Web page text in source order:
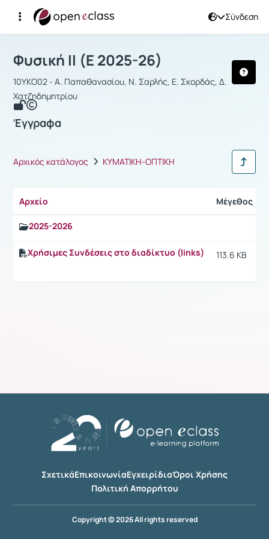
Σύνδεση
Αρχική Σελίδα
Μάθημα : Φυσική ΙΙ
Φυσική ΙΙ (Ε 2025-26)
10ΥΚΟ02 - Α. Παπαθανασίου, Ν. Σαρλής, Ε. Σκορδάς, Δ.
Χατζηδημητρίου
Έγγραφα
Αρχικός κατάλογος KYMATIKH-ΟΠΤΙΚΗ
Αρχείο Μέγεθος
2025-2026
Χρήσιμες Συνδέσεις στο διαδίκτυο (links) 113.6 KB
ΣχετικάΕπικοινωνίαΕγχειρίδιαΌροι Χρήσης
Πολιτική Απορρήτου
Copyright © 2026 All rights reserved